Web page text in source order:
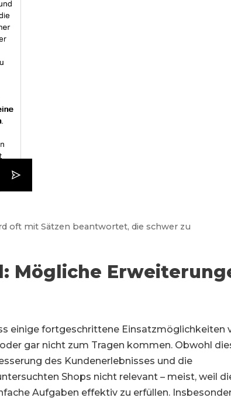
oft mit Sätzen beantwortet, die schwer zu
Mögliche
einige fortgeschrittene Einsatzmöglichkeiten
gar nicht zum Tragen kommen. Obwohl
des Kundenerlebnisses und die
Shops nicht relevant – meist, weil
Aufgaben effektiv zu erfüllen.